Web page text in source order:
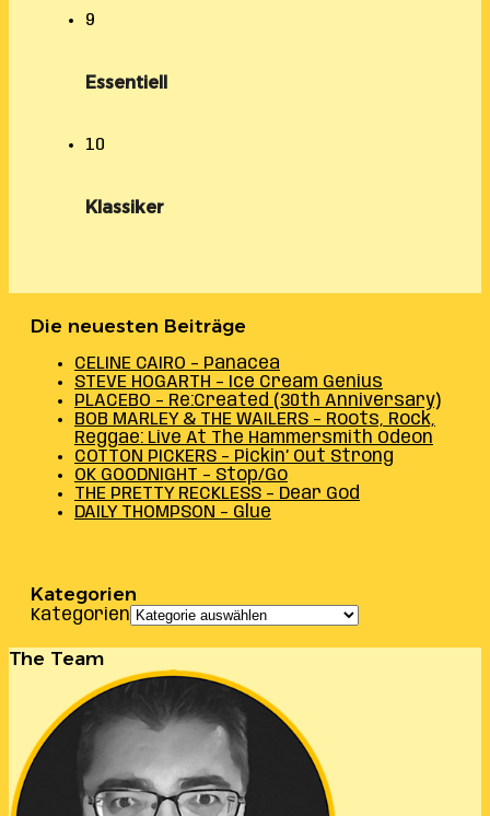
9
Essentiell
10
Klassiker
Die neuesten Beiträge
CELINE CAIRO – Panacea
STEVE HOGARTH – Ice Cream Genius
PLACEBO – Re:Created (30th Anniversary)
BOB MARLEY & THE WAILERS – Roots, Rock,
Reggae: Live At The Hammersmith Odeon
COTTON PICKERS – Pickin’ Out Strong
OK GOODNIGHT – Stop/Go
THE PRETTY RECKLESS – Dear God
DAILY THOMPSON – Glue
Kategorien
Kategorien
The Team